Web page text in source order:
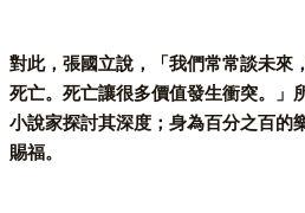
對此，張國立說，「我們常常談未來
死亡。死亡讓很多價值發生衝突。」
小說家探討其深度；身為百分之百的
賜福。